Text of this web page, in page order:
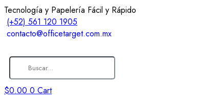
Tecnología y Papelería Fácil y Rápido
(+52) 561 120 1905
contacto@officetarget.com.mx
$0.00 0 Cart